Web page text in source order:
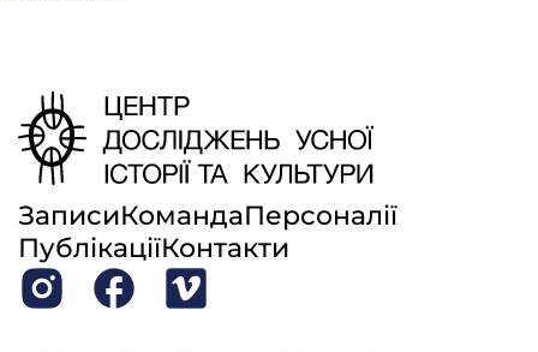
ЗаписиКомандаПерсоналії
ПублікаціїКонтакти